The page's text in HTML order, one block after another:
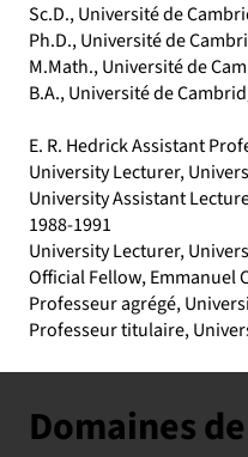
Sc.D., Université de
Ph.D., Université de
M.Math., Université de
B.A., Université de
E. R. Hedrick Assistant
University Lecturer,
University Assistant
1988-1991
University Lecturer,
Official Fellow, Emmanuel
Professeur agrégé,
Professeur titulaire,
Domaines